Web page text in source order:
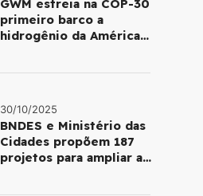
GWM estreia na COP-30
primeiro barco a
hidrogênio da América
30/10/2025
BNDES e Ministério das
Cidades propõem 187
projetos para ampliar a